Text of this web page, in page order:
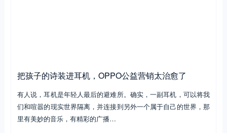
把孩子的诗装进耳机，OPPO公益营销太治愈了
有人说，耳机是年轻人最后的避难所。确实，一副耳机，可以将我
们和喧嚣的现实世界隔离，并连接到另外一个属于自己的世界，那
里有美妙的音乐，有精彩的广播…